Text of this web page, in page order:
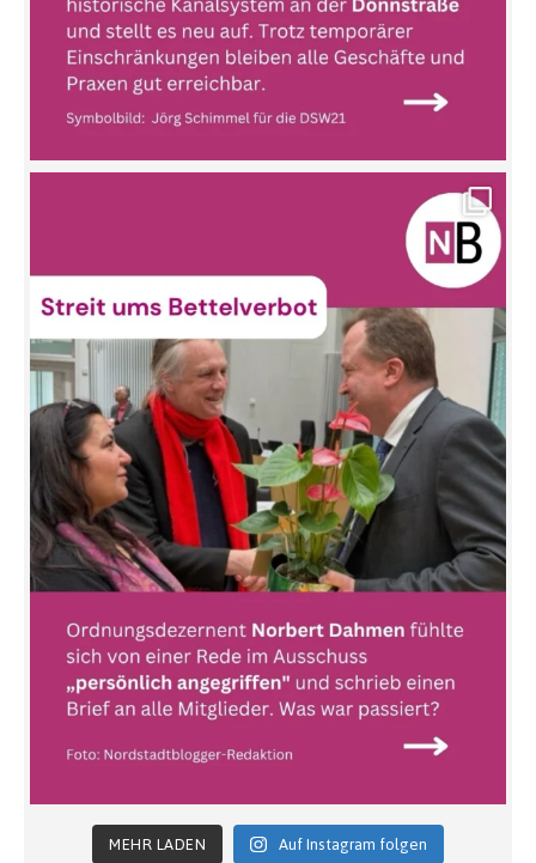
MEHR LADEN Auf Instagram folgen